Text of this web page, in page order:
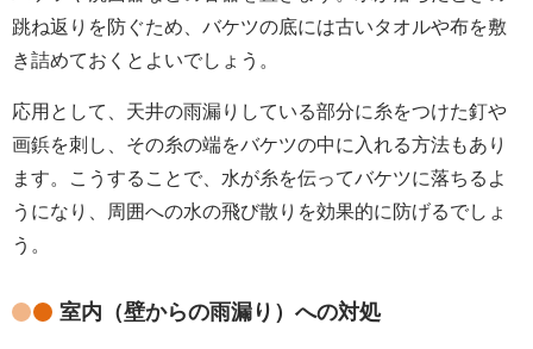
跳ね返りを防ぐため、バケツの底には古いタオルや布を敷
き詰めておくとよいでしょう。
応用として、天井の雨漏りしている部分に糸をつけた釘や
画鋲を刺し、その糸の端をバケツの中に入れる方法もあり
ます。こうすることで、水が糸を伝ってバケツに落ちるよ
うになり、周囲への水の飛び散りを効果的に防げるでしょ
う。
室内（壁からの雨漏り）への対処